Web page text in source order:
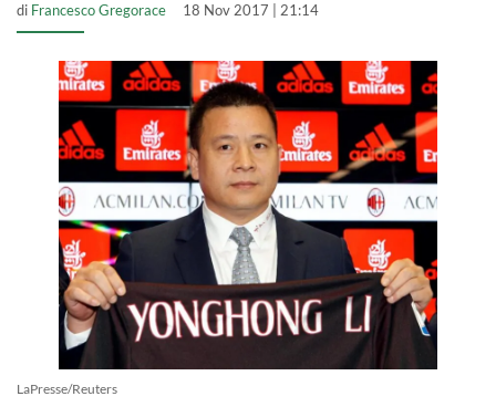
di Francesco Gregorace 18 Nov 2017 | 21:14
LaPresse/Reuters